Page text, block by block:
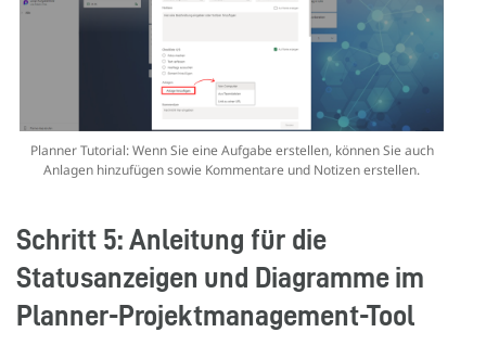
Planner Tutorial: Wenn Sie eine Aufgabe erstellen, können Sie auch
Anlagen hinzufügen sowie Kommentare und Notizen erstellen.
Schritt 5: Anleitung für die
Statusanzeigen und Diagramme im
Planner-Projektmanagement-Tool